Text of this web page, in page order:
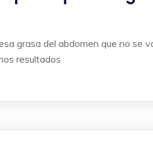
grasa del abdomen que no se
resultados